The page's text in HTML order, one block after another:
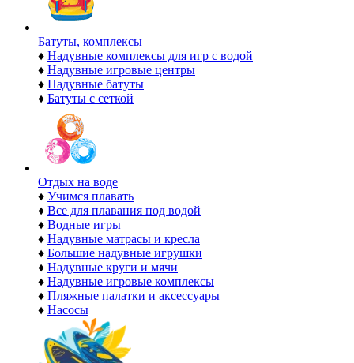
Батуты, комплексы
♦ Надувные комплексы для игр с водой
♦ Надувные игровые центры
♦ Надувные батуты
♦ Батуты с сеткой
Отдых на воде
♦ Учимся плавать
♦ Все для плавания под водой
♦ Водные игры
♦ Надувные матрасы и кресла
♦ Большие надувные игрушки
♦ Надувные круги и мячи
♦ Надувные игровые комплексы
♦ Пляжные палатки и аксессуары
♦ Насосы